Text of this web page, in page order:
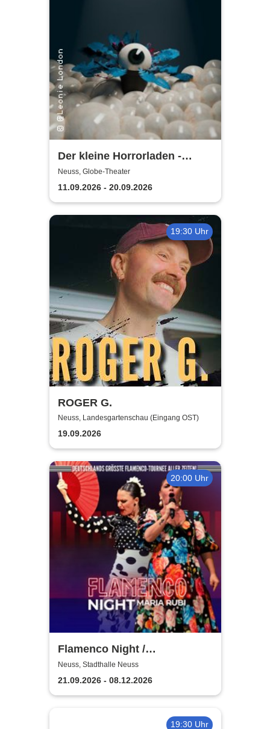
Der kleine Horrorladen -
Kulturforum Alte Post und
Musikschule Neuss
Neuss, Globe-Theater
11.09.2026 - 20.09.2026
19:30 Uhr
ROGER G.
Neuss, Landesgartenschau (Eingang OST)
19.09.2026
20:00 Uhr
Flamenco Night /
Flamencomanía Tour 26/27 -
Deutschlands größte
Flamenco-Tournee
Neuss, Stadthalle Neuss
21.09.2026 - 08.12.2026
19:30 Uhr